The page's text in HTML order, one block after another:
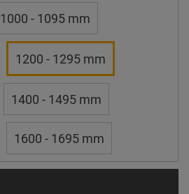
1000 - 1095 mm
1200 - 1295 mm
1400 - 1495 mm
1600 - 1695 mm